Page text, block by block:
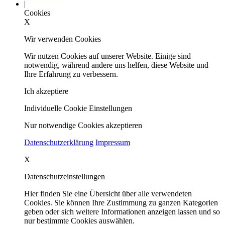
Cookies
X
Wir verwenden Cookies
Wir nutzen Cookies auf unserer Website. Einige sind
notwendig, während andere uns helfen, diese Website und
Ihre Erfahrung zu verbessern.
Ich akzeptiere
Individuelle Cookie Einstellungen
Nur notwendige Cookies akzeptieren
Datenschutzerklärung Impressum
X
Datenschutzeinstellungen
Hier finden Sie eine Übersicht über alle verwendeten
Cookies. Sie können Ihre Zustimmung zu ganzen Kategorien
geben oder sich weitere Informationen anzeigen lassen und so
nur bestimmte Cookies auswählen.